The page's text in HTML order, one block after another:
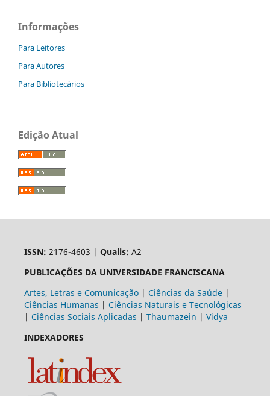
Informações
Para Leitores
Para Autores
Para Bibliotecários
Edição Atual
ISSN: 2176-4603 | Qualis: A2
PUBLICAÇÕES DA UNIVERSIDADE FRANCISCANA
Artes, Letras e Comunicação| Ciências da Saúde|
Ciências Humanas | Ciências Naturais e Tecnológicas
| Ciências Sociais Aplicadas | Thaumazein | Vidya
INDEXADORES